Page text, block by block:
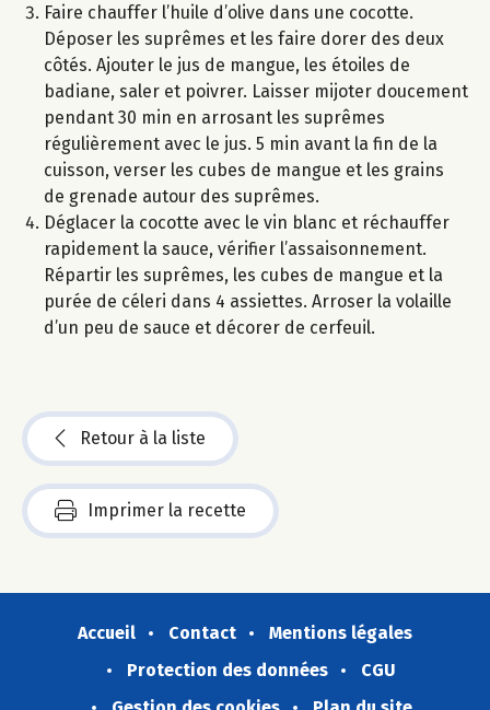
Faire chauffer l’huile d’olive dans une cocotte.
Déposer les suprêmes et les faire dorer des deux
côtés. Ajouter le jus de mangue, les étoiles de
badiane, saler et poivrer. Laisser mijoter doucement
pendant 30 min en arrosant les suprêmes
régulièrement avec le jus. 5 min avant la fin de la
cuisson, verser les cubes de mangue et les grains
de grenade autour des suprêmes.
Déglacer la cocotte avec le vin blanc et réchauffer
rapidement la sauce, vérifier l’assaisonnement.
Répartir les suprêmes, les cubes de mangue et la
purée de céleri dans 4 assiettes. Arroser la volaille
d’un peu de sauce et décorer de cerfeuil.
Retour à la liste
Imprimer la recette
Accueil Contact
Mentions légales
Protection des données
CGU